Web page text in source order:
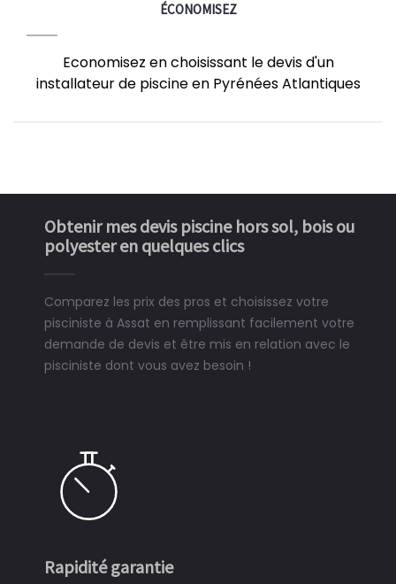
ÉCONOMISEZ
Economisez en choisissant le devis d'un
installateur de piscine en Pyrénées Atlantiques
Obtenir mes devis piscine hors sol, bois ou
polyester en quelques clics
Comparez les prix des pros et choisissez votre
pisciniste à Assat en remplissant facilement votre
demande de devis et être mis en relation avec le
pisciniste dont vous avez besoin !
Rapidité garantie